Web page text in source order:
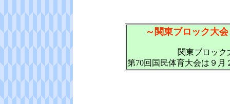
～関東ブロック大
関東ブロック
第70回国民体育大会は９月